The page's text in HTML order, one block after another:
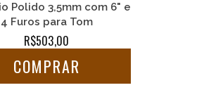
Polido 3,5mm com 6" e
4 Furos para Tom
R$503,00
COMPRAR